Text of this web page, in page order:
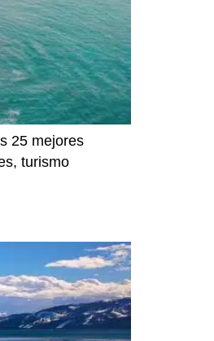
25 mejores
turismo